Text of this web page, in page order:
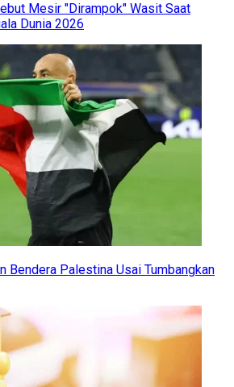
Mesir "Dirampok" Wasit Saat
Dunia 2026
Bendera Palestina Usai Tumbangkan